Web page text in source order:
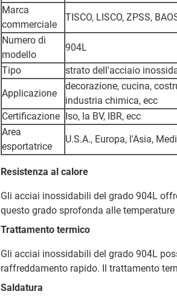
Marca
commerciale
TISCO, LISCO, ZPSS,
Numero di
modello
904L
Tipo
strato dell'acciaio
Applicazione
decorazione, cucina,
industria chimica, ecc
Certificazione Iso, la BV, IBR, ecc
Area
esportatrice
U.S.A., Europa, l'Asia,
Resistenza al calore
Gli acciai inossidabili del grado 904L
questo grado sprofonda alle
Trattamento termico
Gli acciai inossidabili del grado 904L
raffreddamento rapido. Il trattamento
Saldatura